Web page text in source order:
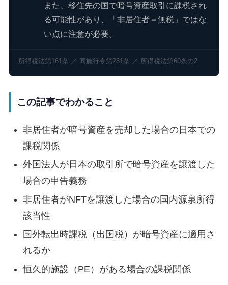
また、移住先の国で暗号資産取引に課税され
る可能性があり、「非居住者＝無税」ではな
い点に注意が必要。
所得税法第161条 ／ 同施行令第281条 ／ 所得税法第60条の2
この記事でわかること
非居住者が暗号資産を売却した場合の日本での
課税関係
外国法人が日本の取引所で暗号資産を譲渡した
場合の申告義務
非居住者がNFTを譲渡した場合の国内源泉所得
該当性
国外転出時課税（出国税）が暗号資産に適用さ
れるか
恒久的施設（PE）がある場合の課税関係